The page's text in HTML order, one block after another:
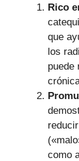
Rico
que
los
puede
como